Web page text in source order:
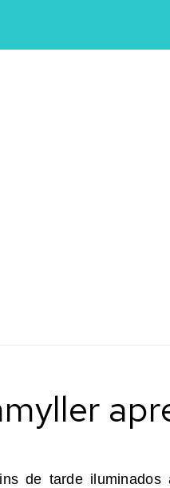
de tarde iluminados